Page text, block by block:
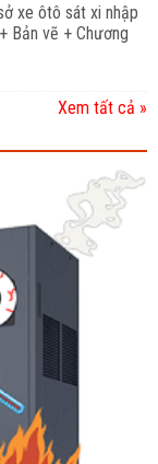
xe ôtô sát xi nhập
Bản vẽ + Chương
Xem tất cả »